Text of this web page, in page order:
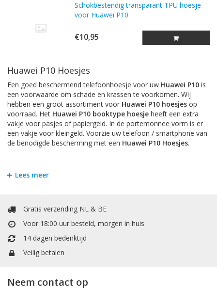
Schokbestendig transparant TPU hoesje
voor Huawei P10
€10,95
Huawei P10 Hoesjes
Een goed beschermend telefoonhoesje voor uw Huawei P10 is
een voorwaarde om schade en krassen te voorkomen. Wij
hebben een groot assortiment voor Huawei P10 hoesjes op
voorraad. Het Huawei P10 booktype hoesje heeft een extra
vakje voor pasjes of papiergeld. In de portemonnee vorm is er
een vakje voor kleingeld. Voorzie uw telefoon / smartphone van
de benodigde bescherming met een Huawei P10 Hoesjes.
Bookstyle Hoesjes
Telefoonhoesje kunt u allerlei soorten hoesjes vinden. Het
Huawei P10 booktype hoesje
pasjes of papiergeld. Het booktype wallet case hoesje heeft een
extra vakje voor pasjes of papiergeld. In de portemonnee / boek
vorm is er een vakje voor kleingeld.
Hier vind uw accessoires zoals Selfie-Stick om mooie foto's te
Lees meer
Gratis verzending NL & BE
Voor 18:00 uur besteld, morgen in huis
14 dagen bedenktijd
Veilig betalen
Neem contact op